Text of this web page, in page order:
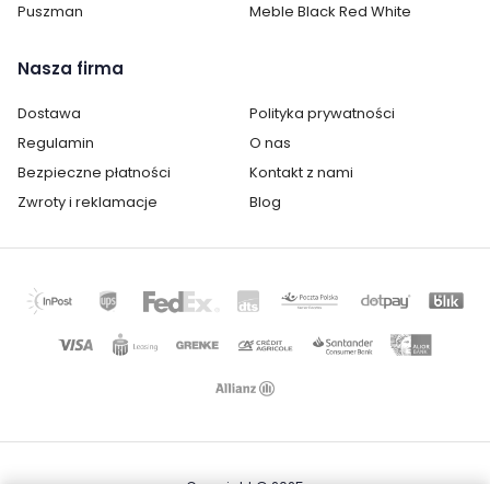
Puszman
Meble Black Red White
Nasza firma
Dostawa
Polityka prywatności
Regulamin
O nas
Bezpieczne płatności
Kontakt z nami
Zwroty i reklamacje
Blog